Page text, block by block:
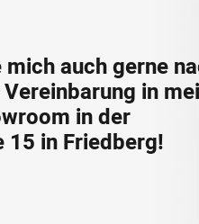
mich auch gerne
in
in der
15 in Friedberg!